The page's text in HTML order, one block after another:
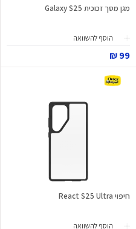
מגן מסך זכוכית Galaxy S25
הוסף להשוואה
99 ₪
חיפוי React S25 Ultra
הוסף להשוואה